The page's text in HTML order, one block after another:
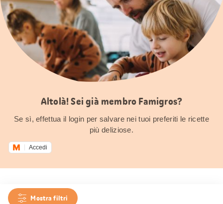
Altolà! Sei già membro Famigros?
Se sì, effettua il login per salvare nei tuoi preferiti le ricette
più deliziose.
Accedi
Mostra filtri